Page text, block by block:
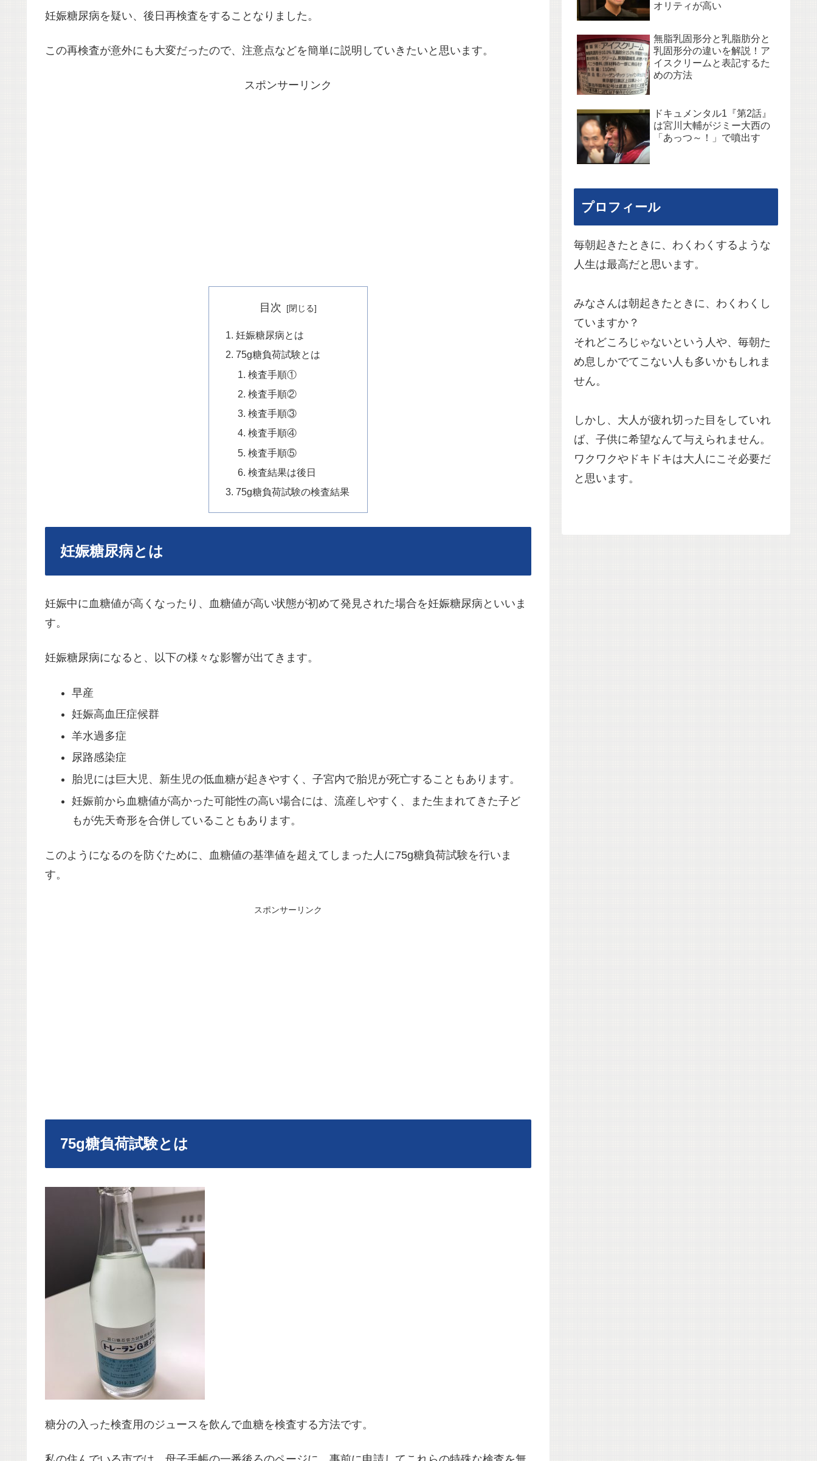
妊娠糖尿病を疑い、後日再検査をすることなりました。
この再検査が意外にも大変だったので、注意点などを簡単に説明していきたいと思います。
スポンサーリンク
目次
妊娠糖尿病とは
75g糖負荷試験とは
検査手順①
検査手順②
検査手順③
検査手順④
検査手順⑤
検査結果は後日
75g糖負荷試験の検査結果
妊娠糖尿病とは
妊娠中に血糖値が高くなったり、血糖値が高い状態が初めて発見された場合を妊娠糖尿病といいま
す。
妊娠糖尿病になると、以下の様々な影響が出てきます。
早産
妊娠高血圧症候群
羊水過多症
尿路感染症
胎児には巨大児、新生児の低血糖が起きやすく、子宮内で胎児が死亡することもあります。
妊娠前から血糖値が高かった可能性の高い場合には、流産しやすく、また生まれてきた子ど
もが先天奇形を合併していることもあります。
このようになるのを防ぐために、血糖値の基準値を超えてしまった人に75g糖負荷試験を行いま
す。
スポンサーリンク
75g糖負荷試験とは
糖分の入った検査用のジュースを飲んで血糖を検査する方法です。
オリティが高い
無脂乳固形分と乳脂肪分と
乳固形分の違いを解説！ア
イスクリームと表記するた
めの方法
ドキュメンタル1『第2話』
は宮川大輔がジミー大西の
「あっつ～！」で噴出す
プロフィール
毎朝起きたときに、わくわくするような
人生は最高だと思います。
みなさんは朝起きたときに、わくわくし
ていますか？
それどころじゃないという人や、毎朝た
め息しかでてこない人も多いかもしれま
せん。
しかし、大人が疲れ切った目をしていれ
ば、子供に希望なんて与えられません。
ワクワクやドキドキは大人にこそ必要だ
と思います。